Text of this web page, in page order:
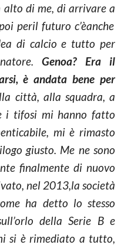
alto di me, diarrivare a
peril futuro c’èanche
a di calcio e tutto per
Genoa? Era il
è andata bene per
città, alla squadra, a
i tifosi mi hanno fatto
mi è rimasto
giusto. Me ne sono
finalmente di nuovo
nel 2013,la società
ha detto lo stesso
della Serie B e
si èrimediato a tutto,